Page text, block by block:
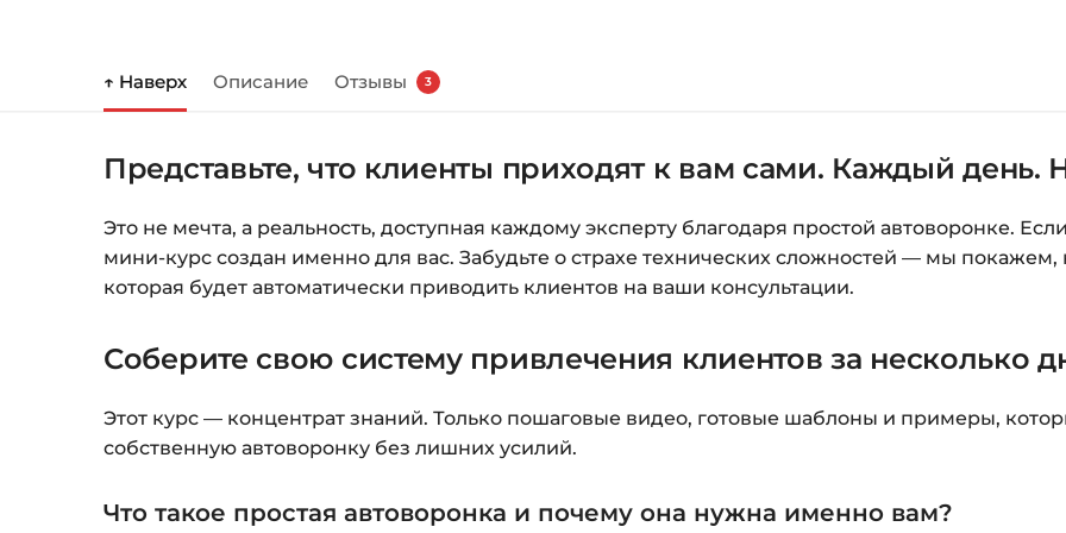
Оплатите удобным
«Перейти к
курсами.
Доступ к курсам:
Подробнее об оплате
↑ Наверх Описание Отзывы 3
Представьте, что клиенты приходят к вам сами. Каждый день.
Это не мечта, а реальность, доступная каждому эксперту благодаря простой автоворонке.
мини-курс создан именно для вас. Забудьте о страхе технических сложностей — мы покажем,
которая будет автоматически приводить клиентов на ваши консультации.
Соберите свою систему привлечения клиентов за несколько
Этот курс — концентрат знаний. Только пошаговые видео, готовые шаблоны и примеры,
собственную автоворонку без лишних усилий.
Что такое простая автоворонка и почему она нужна именно вам?